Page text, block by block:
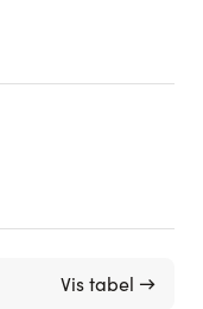
Vis tabel →